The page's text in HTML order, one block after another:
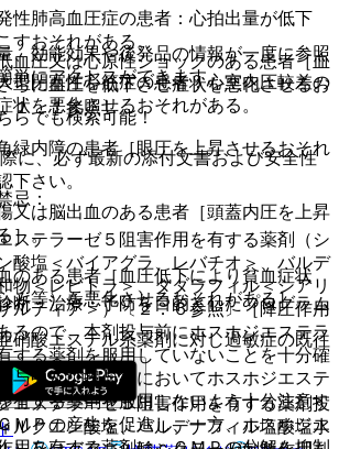
肺高血圧症の患者：心拍出量が低下
すおそれがある。
閉塞性心筋症の患者：心室内圧較差の
状を悪化させるおそれがある。
忌：
テラーゼ５阻害作用を有する薬剤（シ
酸塩＜バイアグラ、レバチオ＞、バルデ
物＜レビトラ＞、タダラフィル＜シアリ
ルティア＞）〔２．６参照〕［降圧作用
るので、本剤投与前にホスホジエステラ
する薬剤を服用していないことを十分確
与中及び投与後においてホスホジエステ
有する薬剤を服用しないよう十分注意す
ＭＰの産生を促進し、一方、ホスホジエ
圧又は心原性ショックのある患者［血
らに血圧を低下させ症状を悪化させるお
１．１参照〕。
内障の患者［眼圧を上昇させるおそれ
又は脳出血のある患者［頭蓋内圧を上昇
］。
ある患者［血圧低下により貧血症状
み等）を悪化させるおそれがある］。
酸エステル系薬剤に対し過敏症の既往
ステラーゼ５阻害作用を有する薬剤投
ルクエン酸塩、バルデナフィル塩酸塩水
、効能効果や後発品の情報が一度に参照
単にアクセスができます。
らでも検索可能！
に、必ず最新の添付文書および安全性
下さい。
断・治療・予防を目的としたプログラム